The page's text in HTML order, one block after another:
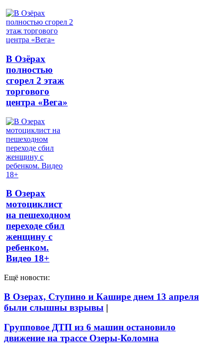
В Озёрах
полностью
сгорел 2 этаж
торгового
центра «Вега»
В Озерах
мотоциклист
на пешеходном
переходе сбил
женщину с
ребенком.
Видео 18+
Ещё новости:
В Озерах, Ступино и Кашире днем 13 апреля
были слышны взрывы |
Групповое ДТП из 6 машин остановило
движение на трассе Озеры-Коломна